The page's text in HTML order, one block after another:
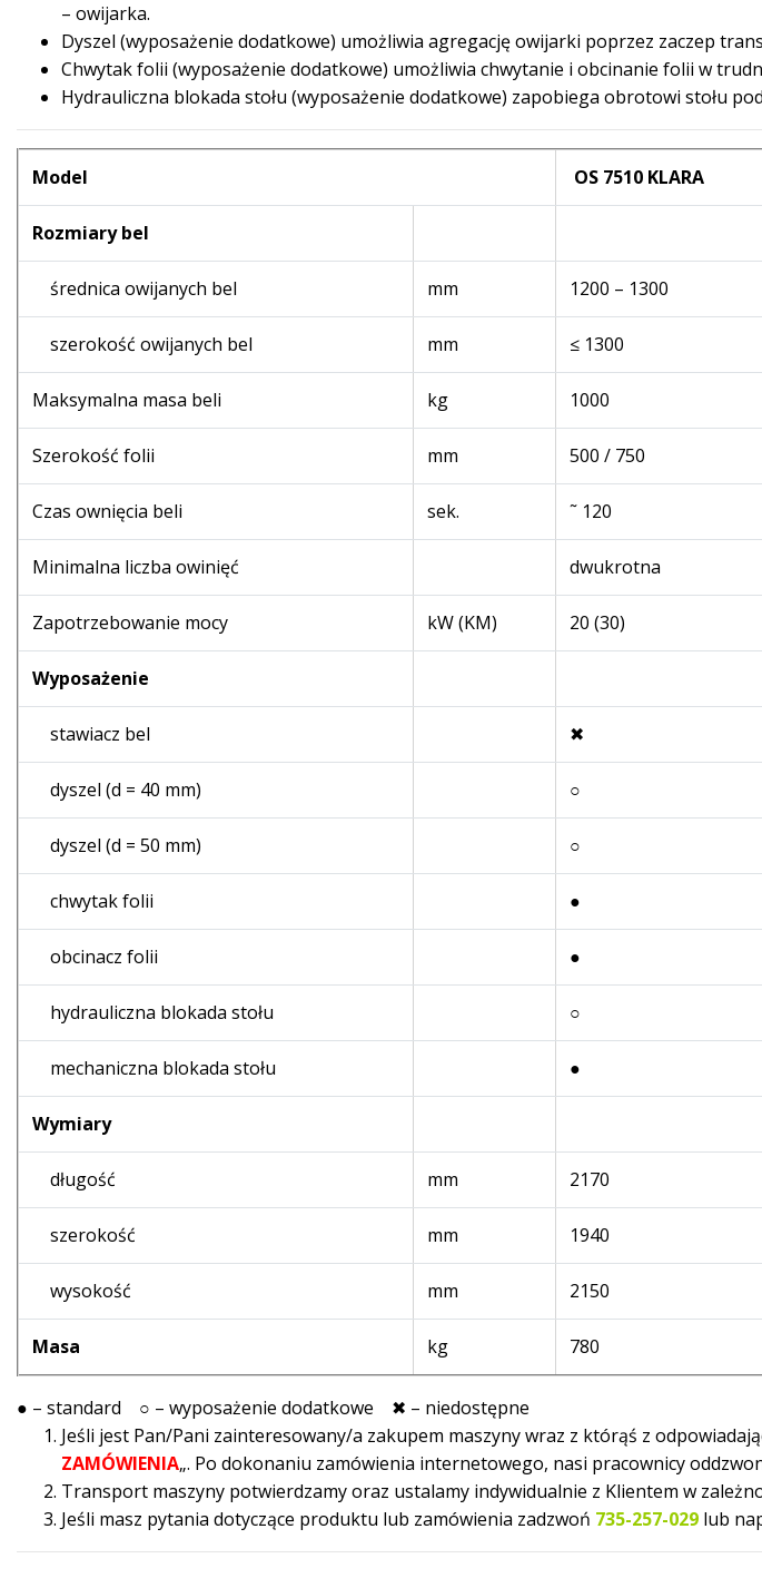
– owijarka.
Dyszel (wyposażenie dodatkowe) umożliwia agregację owijarki poprzez zaczep
Chwytak folii (wyposażenie dodatkowe) umożliwia chwytanie i obcinanie folii w
Hydrauliczna blokada stołu (wyposażenie dodatkowe) zapobiega obrotowi stołu
Model OS 7510 KLARA
Rozmiary bel
średnica owijanych bel mm 1200 – 1300
szerokość owijanych bel mm ≤ 1300
Maksymalna masa beli kg 1000
Szerokość folii mm 500 / 750
Czas ownięcia beli sek. ˜ 120
Minimalna liczba owinięć dwukrotna
Zapotrzebowanie mocy kW (KM) 20 (30)
Wyposażenie
stawiacz bel ✖
dyszel (d = 40 mm) ○
dyszel (d = 50 mm) ○
chwytak folii ●
obcinacz folii ●
hydrauliczna blokada stołu ○
mechaniczna blokada stołu ●
Wymiary
długość mm 2170
szerokość mm 1940
wysokość mm 2150
Masa kg 780
● – standard ○ – wyposażenie dodatkowe ✖ – niedostępne
Jeśli jest Pan/Pani zainteresowany/a zakupem maszyny wraz z którąś z
ZAMÓWIENIA„. Po dokonaniu zamówienia internetowego, nasi pracownicy
Transport maszyny potwierdzamy oraz ustalamy indywidualnie z Klientem w
Jeśli masz pytania dotyczące produktu lub zamówienia zadzwoń 735-257-029 lub